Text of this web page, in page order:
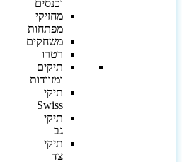
וכנסים
מחזיקי
מפתחות
משחקים
רטרו
תיקים
ומזוודות
תיקי
Swiss
תיקי
תיקי